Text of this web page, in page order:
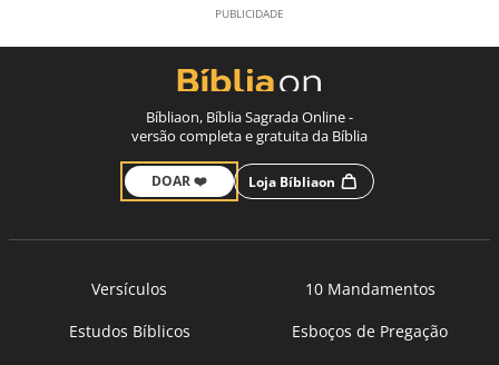
Bíbliaon, Bíblia Sagrada Online -
versão completa e gratuita da Bíblia
DOAR ❤️ Loja Bíbliaon
Versículos
10 Mandamentos
Estudos Bíblicos
Esboços de Pregação